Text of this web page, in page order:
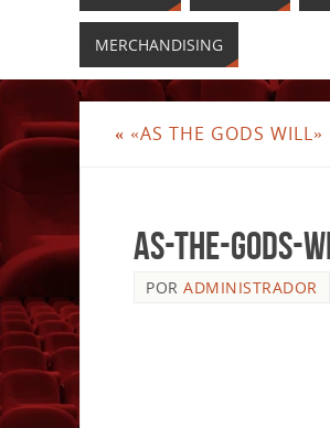
MERCHANDISING
« «AS THE GODS WILL»
As-The-Gods-
POR ADMINISTRADOR